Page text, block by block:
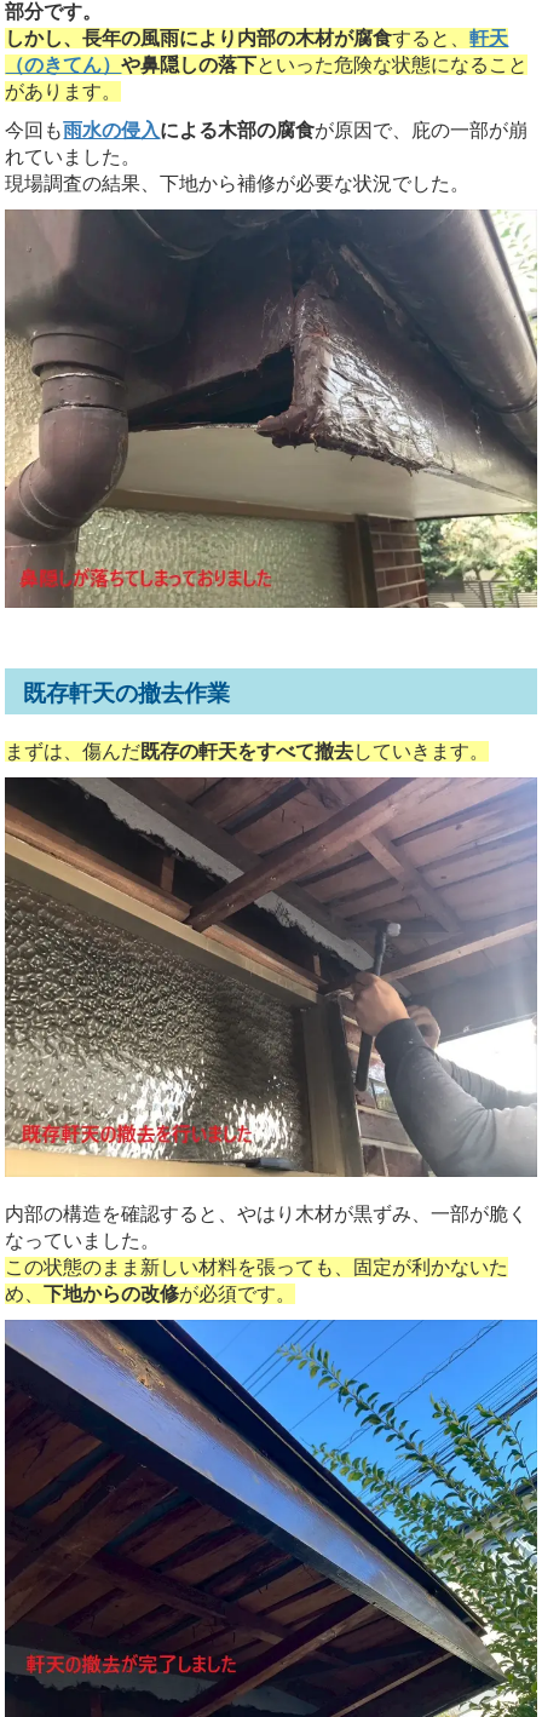
部分です。
しかし、長年の風雨により内部の木材が腐食すると、軒天
（のきてん）や鼻隠しの落下といった危険な状態になること
があります。
今回も雨水の侵入による木部の腐食が原因で、庇の一部が崩
れていました。
現場調査の結果、下地から補修が必要な状況でした。
既存軒天の撤去作業
まずは、傷んだ既存の軒天をすべて撤去していきます。
内部の構造を確認すると、やはり木材が黒ずみ、一部が脆く
なっていました。
この状態のまま新しい材料を張っても、固定が利かないた
め、下地からの改修が必須です。